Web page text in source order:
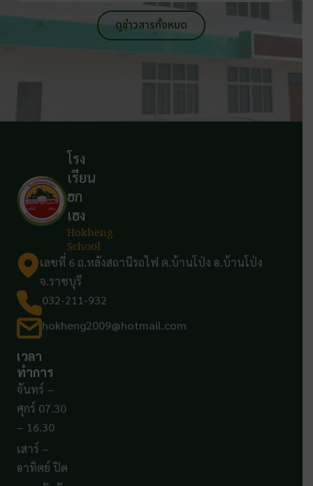
ดูข่าวสารทั้งหมด
โรง
เรียน
ฮก
เฮง
Hokheng
School
เลขที่ 6 ถ.หลังสถานีรถไฟ ต.บ้านโป่ง อ.บ้านโป่ง
จ.ราชบุรี
032-211-932
hokheng2009@hotmail.com
เวลา
ทำการ
จันทร์ –
ศุกร์ 07.30
– 16.30
เสาร์ –
อาทิตย์ ปิด